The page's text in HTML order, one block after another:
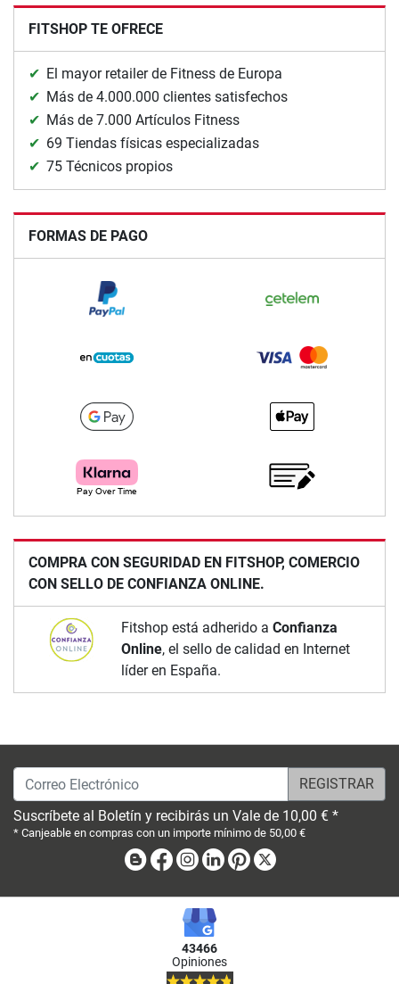
FITSHOP TE OFRECE
El mayor retailer de Fitness de Europa
Más de 4.000.000 clientes satisfechos
Más de 7.000 Artículos Fitness
69 Tiendas físicas especializadas
75 Técnicos propios
FORMAS DE PAGO
COMPRA CON SEGURIDAD EN FITSHOP, COMERCIO
CON SELLO DE CONFIANZA ONLINE.
Fitshop está adherido a Confianza
Online, el sello de calidad en Internet
líder en España.
Correo Electrónico
Suscríbete al Boletín y recibirás un Vale de 10,00 € *
* Canjeable en compras con un importe mínimo de 50,00 €
BlogFacebook
Instagram
LinkedinPinterest
43466
Opiniones